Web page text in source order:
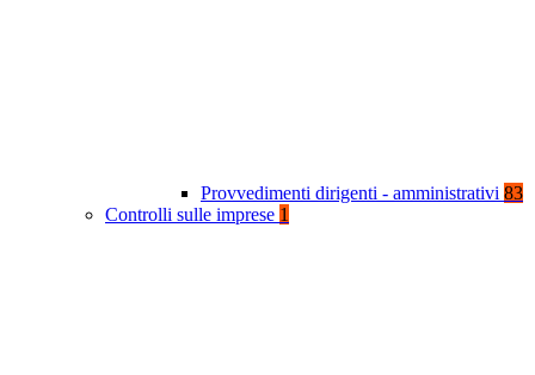
Provvedimenti dirigenti - amministrativi 83
Controlli sulle imprese 1